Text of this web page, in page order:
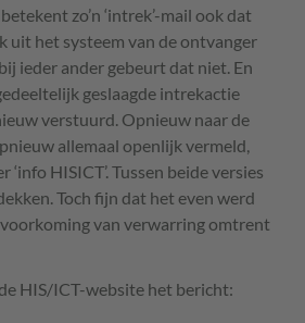
zo’n ‘intrek’-mail ook dat
uit het systeem van de ontvanger
ieder ander gebeurt dat niet. En
geslaagde intrekactie
verstuurd. Opnieuw naar de
allemaal openlijk vermeld,
‘info HISICT’. Tussen beide versies
Toch fijn dat het even werd
van verwarring omtrent
HIS/ICT-website het bericht: